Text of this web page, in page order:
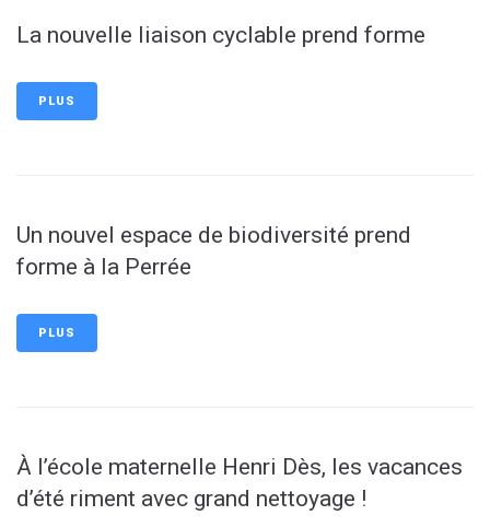
La nouvelle liaison cyclable prend forme
PLUS
Un nouvel espace de biodiversité prend
forme à la Perrée
PLUS
À l’école maternelle Henri Dès, les vacances
d’été riment avec grand nettoyage !